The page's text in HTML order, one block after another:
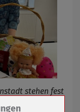
stehen fest
Cookies /